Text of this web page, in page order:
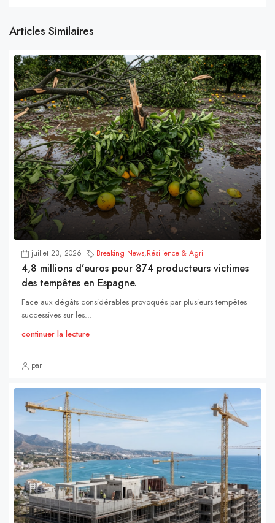
Articles Similaires
juillet 23, 2026 Breaking News,Résilience & Agri
4,8 millions d’euros pour 874 producteurs victimes
des tempêtes en Espagne.
Face aux dégâts considérables provoqués par plusieurs tempêtes
successives sur les...
continuer la lecture
par